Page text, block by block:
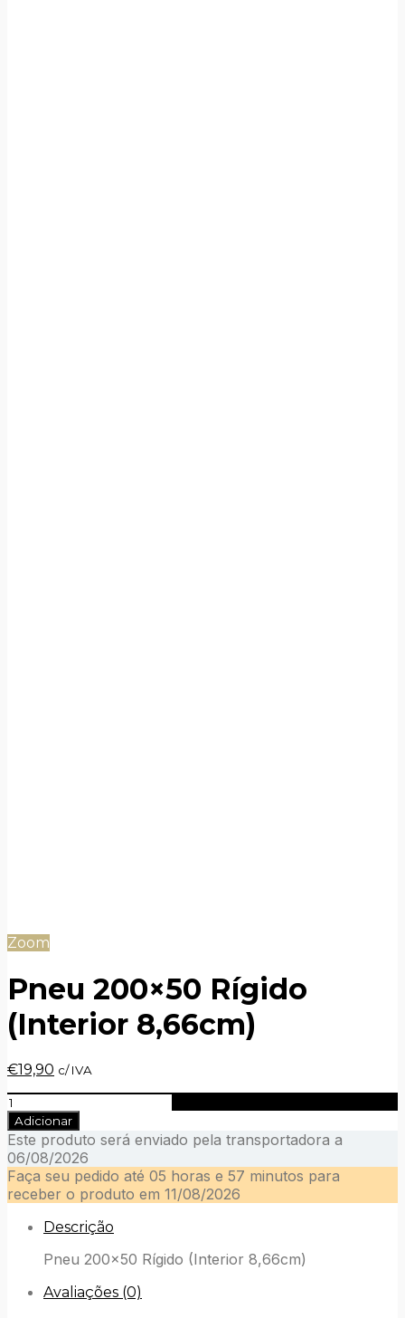
Zoom
Pneu 200×50 Rígido
(Interior 8,66cm)
O
original
era:
€22,90.
€19,90 O
é:
€19,90.
c/ IVA
Quantidade
de
Pneu
200x50
Rígido
(Interior
8,66cm)
Adicionar
Este produto será enviado pela transportadora a
06/08/2026
Faça seu pedido até 05 horas e 57 minutos para
receber o produto em 11/08/2026
Descrição
Pneu 200×50 Rígido (Interior 8,66cm)
Avaliações (0)